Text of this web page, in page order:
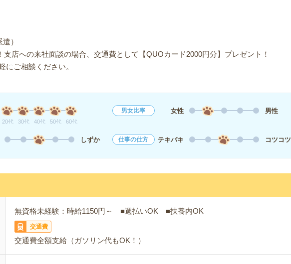
）
店への来社面談の場合、交通費として【QUOカード2000円分】プレゼント！
ご相談ください。
20代 30代 40代 50代 60代
男女比率 女性 男性
しずか 仕事の仕方 テキパキ コツコツ
無資格未経験：時給1150円～ ■週払いOK ■扶養内OK
交通費
交通費全額支給（ガソリン代もOK！）